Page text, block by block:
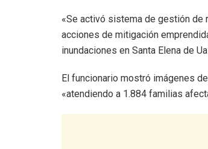
«Se activó sistema de gestión de
acciones de mitigación
inundaciones en Santa Elena de
El funcionario mostró imágenes
«atendiendo a 1.884 familias